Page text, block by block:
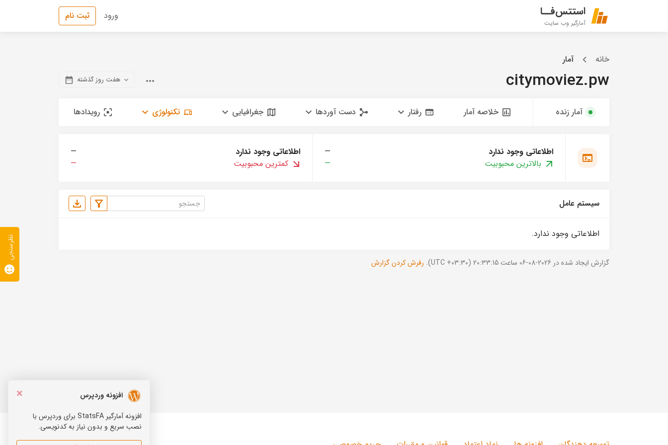
استتس‌فــا
آمارگیر وب سایت
ورود ثبت نام
خانه آمار
citymoviez.pw هفت روز گذشته
آمار زنده خلاصه آمار رفتار دست آوردها جغرافیایی تکنولوژی رویدادها
اطلاعاتی وجود ندارد
—
بالاترین محبوبیت
—
اطلاعاتی وجود ندارد
—
کمترین محبوبیت
—
سیستم عامل
اطلاعاتی وجود ندارد.
گزارش ایجاد شده در 2026-08-06 ساعت 20:33:15 (UTC +03:30). رفرش کردن گزارش
×
افزونه وردپرس
افزونه آمارگیر StatsFA برای وردپرس با
نصب سریع و بدون نیاز به کدنویسی.
نظرسنجی